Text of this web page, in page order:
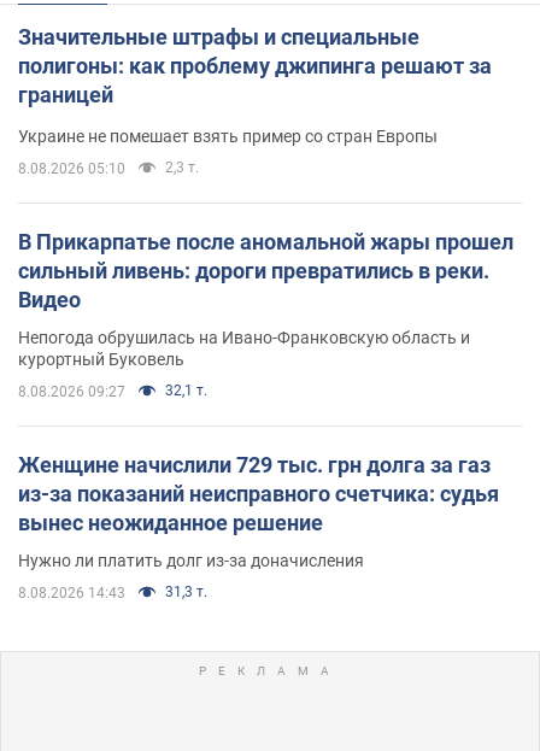
Значительные штрафы и специальные
полигоны: как проблему джипинга решают за
границей
Украине не помешает взять пример со стран Европы
8.08.2026 05:10 2,3 т.
В Прикарпатье после аномальной жары прошел
сильный ливень: дороги превратились в реки.
Видео
Непогода обрушилась на Ивано-Франковскую область и
курортный Буковель
8.08.2026 09:27 32,1 т.
Женщине начислили 729 тыс. грн долга за газ
из-за показаний неисправного счетчика: судья
вынес неожиданное решение
Нужно ли платить долг из-за доначисления
8.08.2026 14:43 31,3 т.